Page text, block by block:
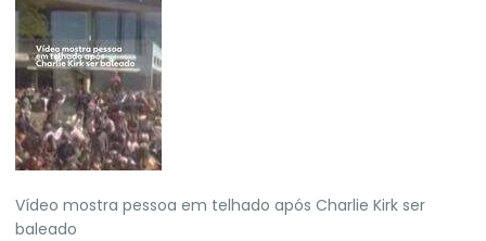
Vídeo mostra pessoa em telhado após Charlie Kirk ser
baleado